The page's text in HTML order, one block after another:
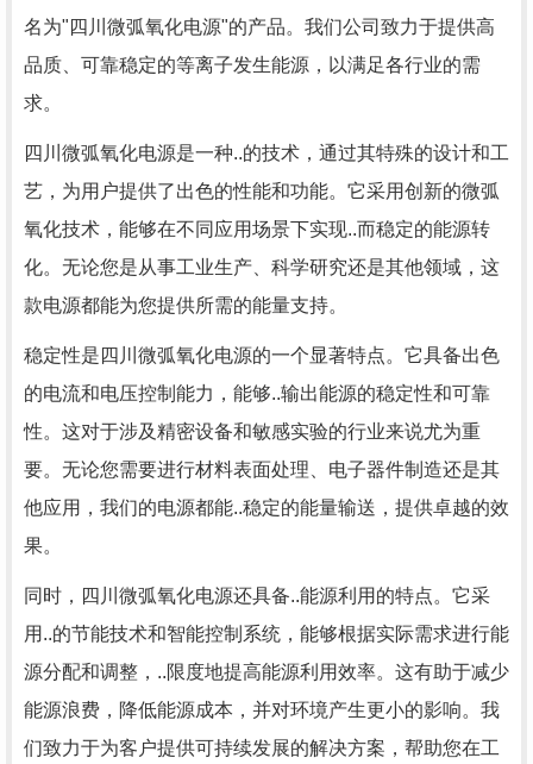
名为"四川微弧氧化电源"的产品。我们公司致力于提供高
品质、可靠稳定的等离子发生能源，以满足各行业的需
求。
四川微弧氧化电源是一种..的技术，通过其特殊的设计和工
艺，为用户提供了出色的性能和功能。它采用创新的微弧
氧化技术，能够在不同应用场景下实现..而稳定的能源转
化。无论您是从事工业生产、科学研究还是其他领域，这
款电源都能为您提供所需的能量支持。
稳定性是四川微弧氧化电源的一个显著特点。它具备出色
的电流和电压控制能力，能够..输出能源的稳定性和可靠
性。这对于涉及精密设备和敏感实验的行业来说尤为重
要。无论您需要进行材料表面处理、电子器件制造还是其
他应用，我们的电源都能..稳定的能量输送，提供卓越的效
果。
同时，四川微弧氧化电源还具备..能源利用的特点。它采
用..的节能技术和智能控制系统，能够根据实际需求进行能
源分配和调整，..限度地提高能源利用效率。这有助于减少
能源浪费，降低能源成本，并对环境产生更小的影响。我
们致力于为客户提供可持续发展的解决方案，帮助您在工